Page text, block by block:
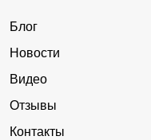
Блог
Новости
Видео
Отзывы
Контакты